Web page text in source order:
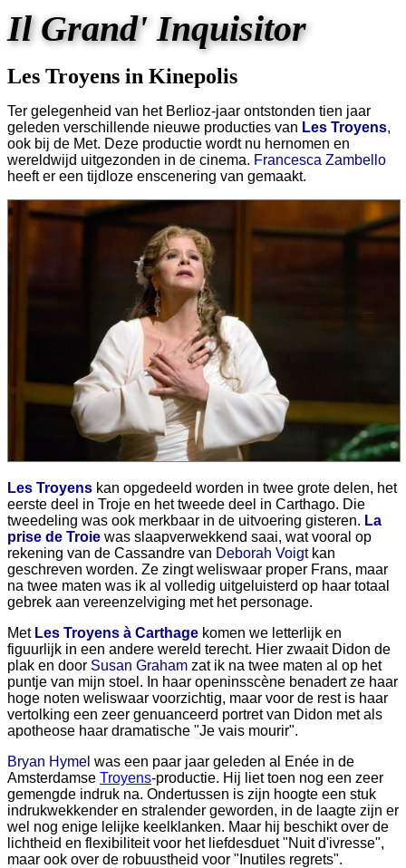
Il Grand' Inquisitor
Les Troyens in Kinepolis
Ter gelegenheid van het Berlioz-jaar ontstonden tien jaar
geleden verschillende nieuwe producties van Les Troyens,
ook bij de Met. Deze productie wordt nu hernomen en
wereldwijd uitgezonden in de cinema. Francesca Zambello
heeft er een tijdloze enscenering van gemaakt.
Les Troyens kan opgedeeld worden in twee grote delen, het
eerste deel in Troje en het tweede deel in Carthago. Die
tweedeling was ook merkbaar in de uitvoering gisteren. La
prise de Troie was slaapverwekkend saai, wat vooral op
rekening van de Cassandre van Deborah Voigtkan
geschreven worden. Ze zingt weliswaar proper Frans, maar
na twee maten was ik al volledig uitgeluisterd op haar totaal
gebrek aan vereenzelviging met het personage.
Met Les Troyens à Carthage komen we letterlijk en
figuurlijk in een andere wereld terecht. Hier zwaait Didon de
plak en door Susan Graham zat ik na twee maten al op het
puntje van mijn stoel. In haar openinsscène benadert ze haar
hoge noten weliswaar voorzichtig, maar voor de rest is haar
vertolking een zeer genuanceerd portret van Didon met als
apotheose haar dramatische "Je vais mourir".
Bryan Hymel was een paar jaar geleden al Enée in de
Amsterdamse Troyens-productie. Hij liet toen nog een zeer
gemengde indruk na. Ondertussen is zijn hoogte een stuk
indrukwekkender en stralender geworden, in de laagte zijn er
wel nog enige lelijke keelklanken. Maar hij beschikt over de
lichtheid en flexibiliteit voor het liefdesduet "Nuit d'ivresse",
maar ook over de robuustheid voor "Inutiles regrets".